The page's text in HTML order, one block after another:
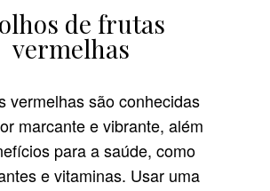
de frutas
vermelhas
vermelhas são conhecidas
marcante e vibrante, além
para a saúde, como
e vitaminas. Usar uma